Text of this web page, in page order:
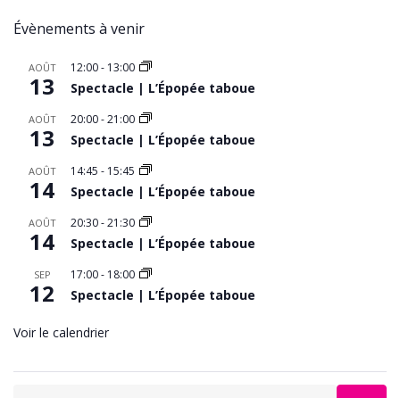
Évènements à venir
AOÛT
13
12:00- 13:00
Spectacle | L’Épopée taboue
AOÛT
13
20:00-21:00
Spectacle | L’Épopée taboue
AOÛT
14
14:45 - 15:45
Spectacle | L’Épopée taboue
AOÛT
14
20:30-21:30
Spectacle | L’Épopée taboue
SEP
12
17:00- 18:00
Spectacle | L’Épopée taboue
Voir le calendrier